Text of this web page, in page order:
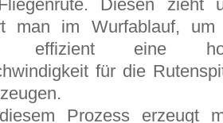
Diesen zieht
man im Wurfablauf, um
effizient eine
für die
Prozess erzeugt